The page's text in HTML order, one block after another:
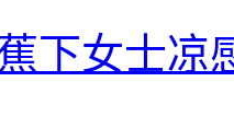
下女士